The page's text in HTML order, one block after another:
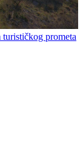
prometa